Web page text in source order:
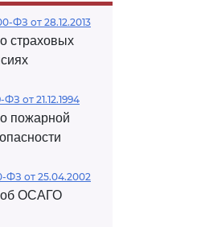
ФЗ от 28.12.2013
страховых
ФЗ от 21.12.1994
пожарной
ФЗ от 25.04.2002
ОСАГО